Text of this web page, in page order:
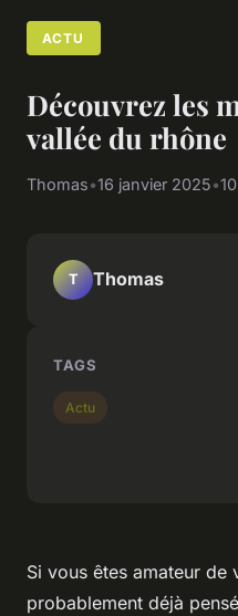
ACTU
Découvrez les
vallée du rhône
Thomas•16 janvier 2025•
Si vous êtes amateur de
probablement déjà
T Thomas
TAGS
Actu